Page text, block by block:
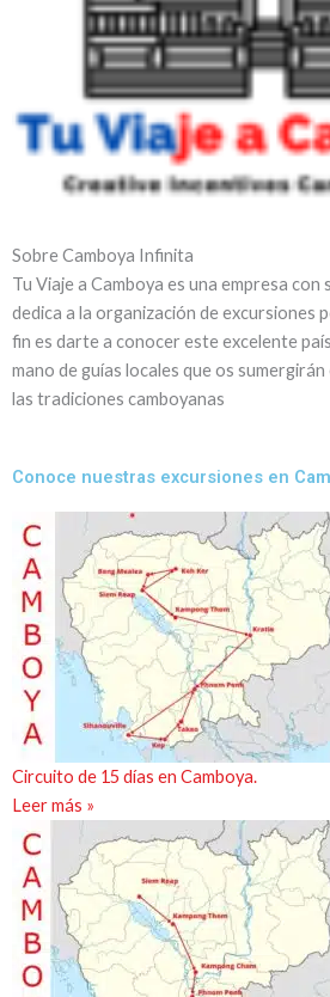
Sobre Camboya Infinita
Tu Viaje a Camboya es una empresa con
dedica a la organización de excursiones
fin es darte a conocer este excelente
mano de guías locales que os
las tradiciones camboyanas
Conoce nuestras excursiones en
Circuito de 15 días en Camboya.
Leer más »